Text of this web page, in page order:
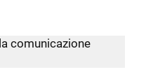
comunicazione